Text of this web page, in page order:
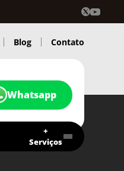
Blog Contato
Whatsapp
+
Serviços